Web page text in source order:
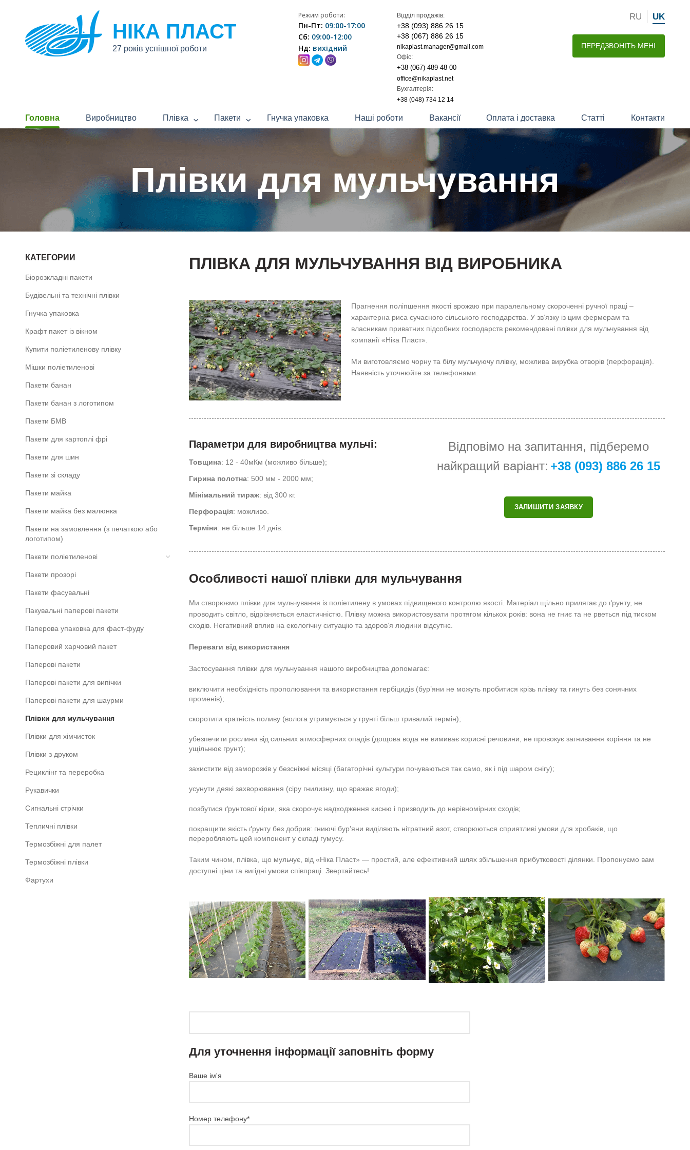
НІКА ПЛАСТ
27 років успішної роботи
Режим роботи:
Пн-Пт: 09:00-17:00
Сб: 09:00-12:00
Нд: вихідний
Відділ продажів:
+38 (093) 886 26 15
+38 (067) 886 26 15
nikaplast.manager@gmail.com
Офіс:
+38 (067) 489 48 00
office@nikaplast.net
Бухгалтерія:
+38 (048) 734 12 14
UK
RU
ПЕРЕДЗВОНІТЬ МЕНІ
Головна Виробництво Плівка Пакети Гнучка упаковка Наші роботи Вакансії Оплата і доставка Статті Контакти
Плівки для мульчування
КАТЕГОРИИ
Біорозкладні пакети
Будівельні та технічні плівки
Гнучка упаковка
Крафт пакет із вікном
Купити поліетиленову плівку
Мішки поліетиленові
Пакети банан
Пакети банан з логотипом
Пакети БМВ
Пакети для картоплі фрі
Пакети для шин
Пакети зі складу
Пакети майка
Пакети майка без малюнка
Пакети на замовлення (з печаткою або
логотипом)
Пакети поліетиленові
Пакети прозорі
Пакети фасувальні
Пакувальні паперові пакети
Паперова упаковка для фаст-фуду
Паперовий харчовий пакет
Паперові пакети
Паперові пакети для випічки
Паперові пакети для шаурми
Плівки для мульчування
Плівки для хімчисток
Плівки з друком
Рециклінг та переробка
Рукавички
Сигнальні стрічки
Тепличні плівки
Термозбіжні для палет
Термозбіжні плівки
Фартухи
ПЛІВКА ДЛЯ МУЛЬЧУВАННЯ ВІД ВИРОБНИКА
Прагнення поліпшення якості врожаю при паралельному скороченні ручної праці –
характерна риса сучасного сільського господарства. У зв’язку із цим фермерам та
власникам приватних підсобних господарств рекомендовані плівки для мульчування від
компанії «Ніка Пласт».
Ми виготовляємо чорну та білу мульчуючу плівку, можлива вирубка отворів (перфорація).
Наявність уточнюйте за телефонами.
Параметри для виробництва мульчі:
Товщина: 12 - 40мКм (можливо більше);
Гирина полотна: 500 мм - 2000 мм;
Мінімальний тираж: від 300 кг.
Перфорація: можливо.
Терміни: не більше 14 днів.
Відповімо на запитання, підберемо
найкращий варіант: +38 (093) 886 26 15
ЗАЛИШИТИ ЗАЯВКУ
Особливості нашої плівки для мульчування
Ми створюємо плівки для мульчування із поліетилену в умовах підвищеного контролю якості. Матеріал щільно прилягає до ґрунту, не
проводить світло, відрізняється еластичністю. Плівку можна використовувати протягом кількох років: вона не гниє та не рветься під тиском
сходів. Негативний вплив на екологічну ситуацію та здоров’я людини відсутнє.
Переваги від використання
Застосування плівки для мульчування нашого виробництва допомагає:
виключити необхідність прополювання та використання гербіцидів (бур’яни не можуть пробитися крізь плівку та гинуть без сонячних
променів);
скоротити кратність поливу (волога утримується у грунті більш тривалий термін);
убезпечити рослини від сильних атмосферних опадів (дощова вода не вимиває корисні речовини, не провокує загнивання коріння та не
ущільнює грунт);
захистити від заморозків у безсніжні місяці (багаторічні культури почуваються так само, як і під шаром снігу);
усунути деякі захворювання (сіру гнилизну, що вражає ягоди);
позбутися ґрунтової кірки, яка скорочує надходження кисню і призводить до нерівномірних сходів;
покращити якість ґрунту без добрив: гниючі бур’яни виділяють нітратний азот, створюються сприятливі умови для хробаків, що
переробляють цей компонент у складі гумусу.
Таким чином, плівка, що мульчує, від «Ніка Пласт» — простий, але ефективний шлях збільшення прибутковості ділянки. Пропонуємо вам
доступні ціни та вигідні умови співпраці. Звертайтесь!
Для уточнення інформації заповніть форму
Ваше ім'я
Номер телефону*